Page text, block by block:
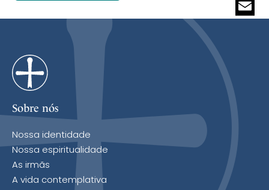
Sobre nós
Nossa identidade
Nossa espiritualidade
As irmãs
A vida contemplativa